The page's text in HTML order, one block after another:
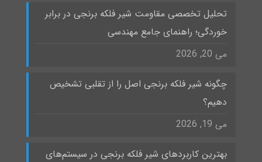
تحلیل تخصصی مقاومت شیر فلکه برنجی در برابر
خوردگی؛ راهنمای جامع مهندسی
می 20, 2026
چگونه شیر فلکه برنجی اصل را از تقلبی تشخیص
دهیم؟
می 19, 2026
بهترین کاربردهای شیر فلکه برنجی در سیستم‌های